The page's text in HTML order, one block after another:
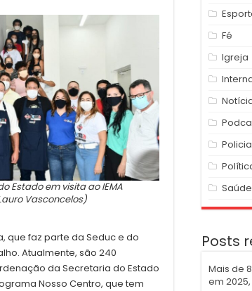
Estado em visita ao IEMA
Vasconcelos)
que faz parte da Seduc e do
Atualmente, são 240
da Secretaria do Estado
Nosso Centro, que tem
Fé
Igreja
Saúde
Posts
Mais de
em